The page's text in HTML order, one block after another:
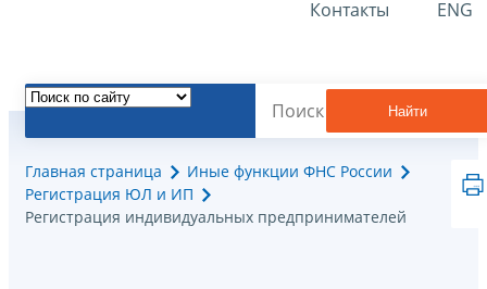
Контакты ENG
Найти
Главная страница
Иные функции ФНС России
Регистрация ЮЛ и ИП
Регистрация индивидуальных предпринимателей